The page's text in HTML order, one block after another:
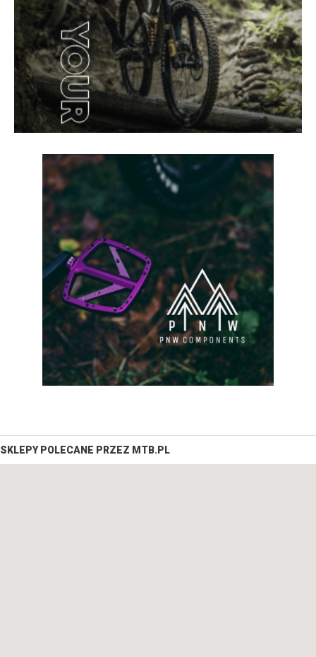
SKLEPY POLECANE PRZEZ MTB.PL